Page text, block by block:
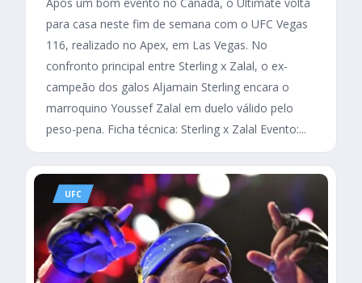
para casa neste fim de semana com o UFC Vegas
116, realizado no Apex, em Las Vegas. No
confronto principal entre Sterling x Zalal, o ex-
campeão dos galos Aljamain Sterling encara o
marroquino Youssef Zalal em duelo válido pelo
peso-pena. Ficha técnica: Sterling x Zalal Evento:...
UFC